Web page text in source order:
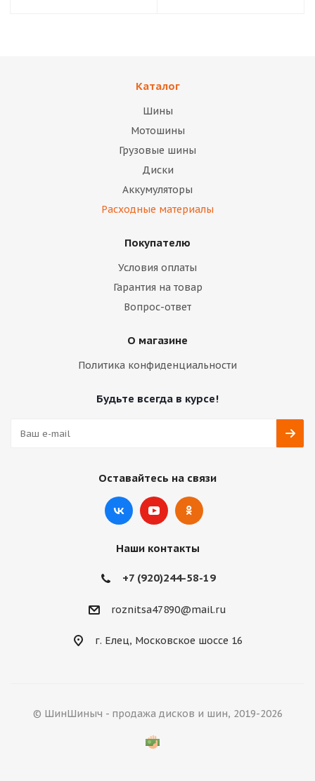
Каталог
Шины
Мотошины
Грузовые шины
Диски
Аккумуляторы
Расходные материалы
Покупателю
Условия оплаты
Гарантия на товар
Вопрос-ответ
О магазине
Политика конфиденциальности
Будьте всегда в курсе!
Оставайтесь на связи
Наши контакты
+7 (920)244-58-19
roznitsa47890@mail.ru
г. Елец, Московское шоссе 16
© ШинШиныч - продажа дисков и шин, 2019-2026